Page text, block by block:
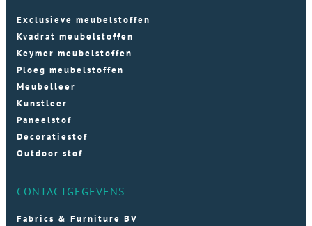
Exclusieve meubelstoffen
Kvadrat meubelstoffen
Keymer meubelstoffen
Ploeg meubelstoffen
Meubelleer
Kunstleer
Paneelstof
Decoratiestof
Outdoor stof
CONTACTGEGEVENS
Fabrics & Furniture BV